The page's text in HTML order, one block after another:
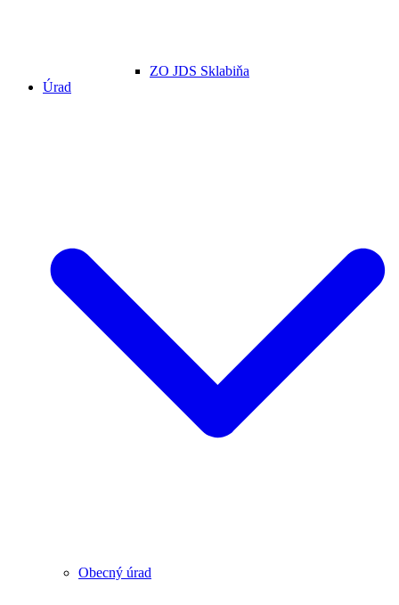
ZO JDS Sklabiňa
Úrad
Obecný úrad